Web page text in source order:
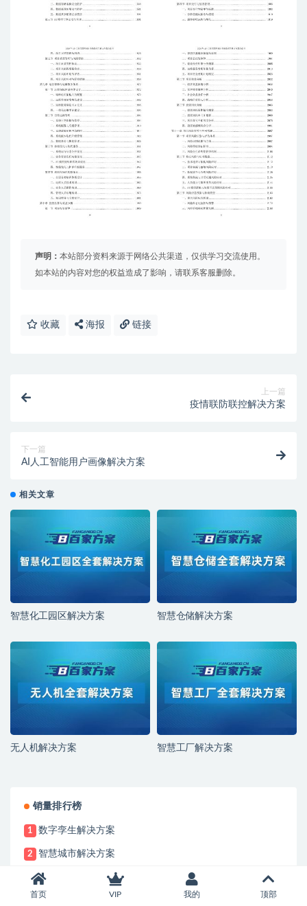
声明： 本站部分资料来源于网络公共渠道，仅供学习交流使用。
如本站的内容对您的权益造成了影响，请联系客服删除。
收藏 海报 链接
上一篇
疫情联防联控解决方案
下一篇
AI人工智能用户画像解决方案
相关文章
智慧化工园区解决方案 智慧仓储解决方案
无人机解决方案 智慧工厂解决方案
销量排行榜
1 数字孪生解决方案
2 智慧城市解决方案
3 智慧文旅解决方案
4 智慧交通解决方案
首页 VIP 我的 顶部